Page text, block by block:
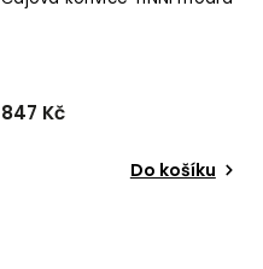
847 Kč
Do košíku